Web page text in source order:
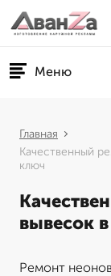
Меню
Главная
Качественный
ключ
вывесок
Ремонт